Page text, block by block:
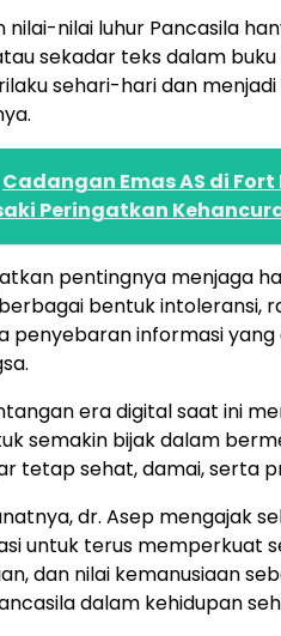
nilai-nilai luhur Pancasila
sekadar teks dalam buku
sehari-hari dan
Cadangan Emas AS di
Peringatkan
pentingnya menjaga
bentuk intoleransi,
penyebaran informasi
era digital saat ini
semakin bijak dalam
tetap sehat, damai, serta
dr. Asep mengajak
untuk terus memperkuat
dan nilai kemanusiaan
dalam kehidupan